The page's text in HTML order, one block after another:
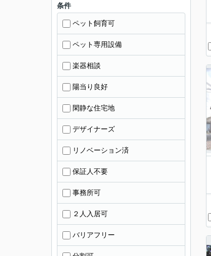
条件
ペット飼育可
ペット専用設備
楽器相談
陽当り良好
閑静な住宅地
デザイナーズ
リノベーション済
保証人不要
事務所可
２人入居可
バリアフリー